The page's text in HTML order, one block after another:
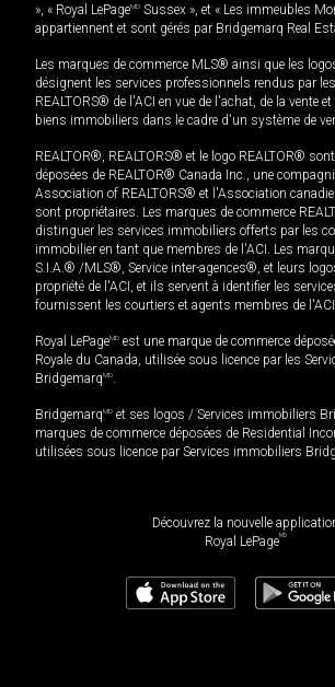
», « Royal LePageMD Sussex », et « Les immeubles
appartiennent et sont gérés par Bridgemarq Real
Les marques de commerce MLS® ainsi que les
désignent les services professionnels rendus par
REALTORS® de l'ACI en vue de l'achat, de la vente
biens immobiliers dans le cadre d'un système de
REALTOR®, REALTORS® et le logo REALTOR®
déposées de REALTOR® Canada Inc., une
Association of REALTORS® et l'Association
sont propriétaires. Les marques de commerce
distinguer les services immobiliers offerts par les
immobilier en tant que membres de l'ACI. Les
S.I.A.® /MLS®, Service inter-agences®, et leurs
propriété de l'ACI, et ils servent à identifier les
fournissent les courtiers et agents membres de
Royal LePageMD est une marque de commerce
Royale du Canada, utilisée sous licence par les
BridgemarqMD.
BridgemarqMD et ses logos / Services immobiliers
marques de commerce déposées de Residential
utilisées sous licence par Services immobiliers
Découvrez la nouvelle
Royal LePageMD